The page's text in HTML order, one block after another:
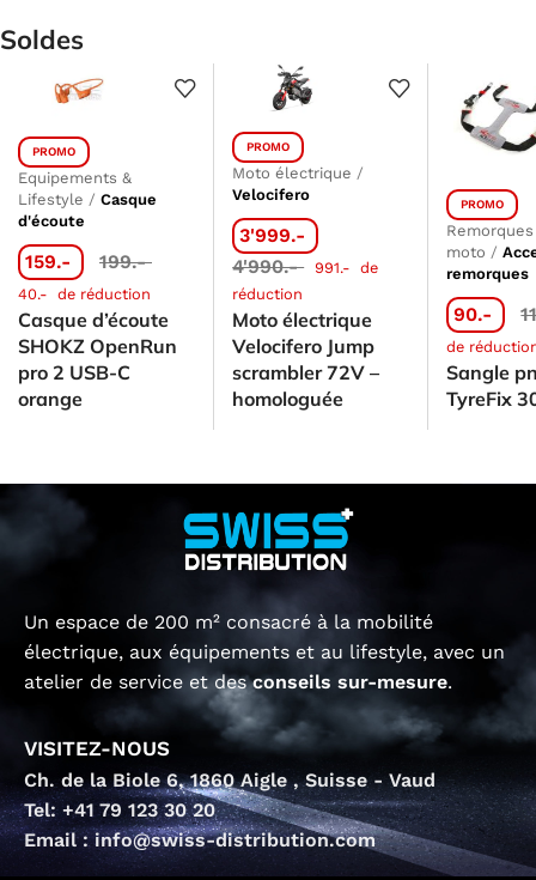
Soldes
PROMO
Equipements &
Lifestyle / Casque
d'écoute
159.- 199.-
40.- de réduction
Casque d’écoute
SHOKZ OpenRun
pro 2 USB-C
orange
PROMO
Moto électrique /
Velocifero
3'999.-
4'990.-
991.- de
réduction
Moto électrique
Velocifero Jump
scrambler 72V –
homologuée
PROMO
moto /
remorques
90.-
de
Sangle
TyreFix
Un espace de 200 m² consacré à la mobilité
électrique, aux équipements et au lifestyle, avec un
atelier de service et desconseils sur-mesure.
VISITEZ-NOUS
Ch. de la Biole 6, 1860 Aigle , Suisse - Vaud
Tel: +41 79 123 30 20
Email : info@swiss-distribution.com